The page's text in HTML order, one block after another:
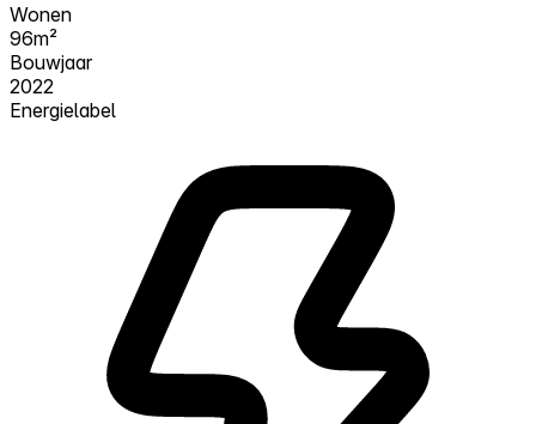
Wonen
96m²
Bouwjaar
2022
Energielabel